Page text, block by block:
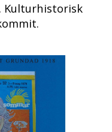
Kulturhistorisk